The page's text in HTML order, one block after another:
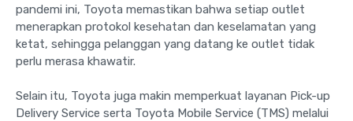
pandemi ini, Toyota memastikan bahwa setiap outlet
menerapkan protokol kesehatan dan keselamatan yang
ketat, sehingga pelanggan yang datang ke outlet tidak
perlu merasa khawatir.
Selain itu, Toyota juga makin memperkuat layanan Pick-up
Delivery Service serta Toyota Mobile Service (TMS) melalui